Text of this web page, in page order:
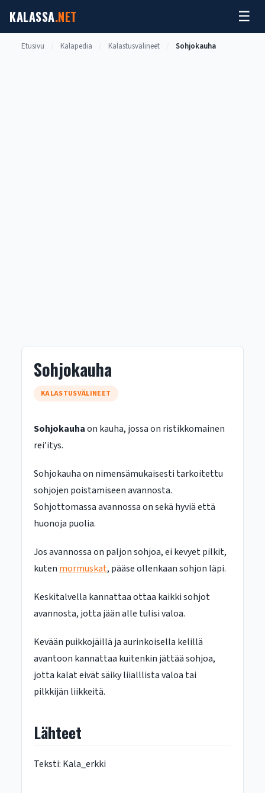
sisältöön
KALASSA.NET ☰
Etusivu Kalapedia Kalastusvälineet Sohjokauha
Sohjokauha
KALASTUSVÄLINEET
Sohjokauhaon kauha, jossa on ristikkomainen
rei’itys.
Sohjokauha on nimensämukaisesti tarkoitettu
sohjojen poistamiseen avannosta.
Sohjottomassa avannossa on sekä hyviä että
huonoja puolia.
Jos avannossa on paljon sohjoa, ei kevyet pilkit,
kuten mormuskat, pääse ollenkaan sohjon läpi.
Keskitalvella kannattaa ottaa kaikki sohjot
avannosta, jotta jään alle tulisi valoa.
Kevään puikkojäillä ja aurinkoisella kelillä
avantoon kannattaa kuitenkin jättää sohjoa,
jotta kalat eivät säiky liialllista valoa tai
pilkkijän liikkeitä.
Lähteet
Teksti: Kala_erkki